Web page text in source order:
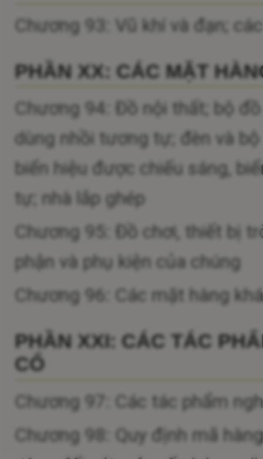
Chương 93: Vũ khí và đạn;
PHẦN XX: CÁC MẶT
Chương 94: Đồ nội thất; bộ
dùng nhồi tương tự; đèn và
biển hiệu được chiếu sáng,
tự; nhà lắp ghép
Chương 95: Đồ chơi, thiết bị
phận và phụ kiện của chúng
Chương 96: Các mặt hàng
PHẦN XXI: CÁC TÁC
CỔ
Chương 97: Các tác phẩm
Chương 98: Quy định mã